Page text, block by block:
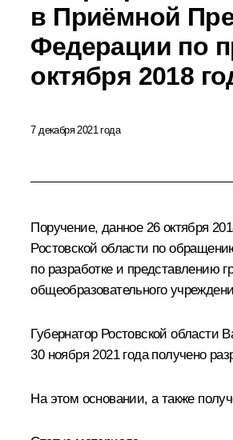
в Приёмной
Федерации по
октября 2018
7 декабря 2021 года
Поручение, данное 26 октября
Ростовской области по
по разработке и представлению
общеобразовательного
Губернатор Ростовской области
30 ноября 2021 года получено
На этом основании, а также